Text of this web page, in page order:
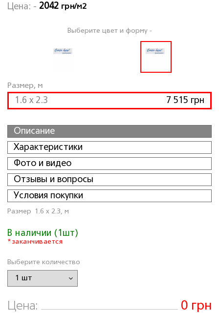
Цена: - 2042 грн/м2
Размер, м
1.6 x 2.3 7 515 грн
Выберите цвет и форму -
Описание
Характеристики
Фото и видео
Отзывы и вопросы
Условия покупки
Размер 1.6 x 2.3, м
В наличии (1шт)
*заканчивается
Выберите количество
Цена: 0 грн